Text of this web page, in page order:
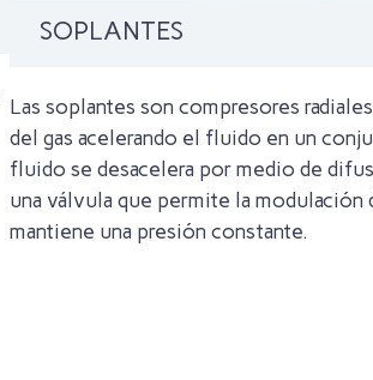
SOPLANTES
Las soplantes son compresores
del gas acelerando el fluido en un
fluido se desacelera por medio de
una válvula que permite la modulación
mantiene una presión constante.